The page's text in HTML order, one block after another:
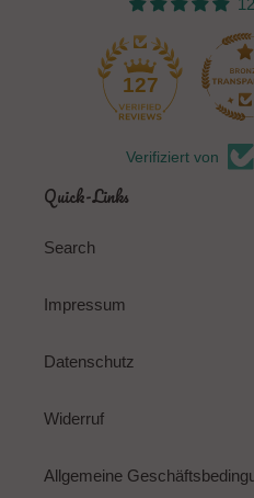
127
Verifiziert von
Quick-Links
Search
Impressum
Datenschutz
Widerruf
Allgemeine